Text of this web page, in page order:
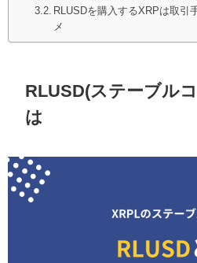
RLUSDを購入するXRPは取引
メ
RLUSD(ステーブル
は